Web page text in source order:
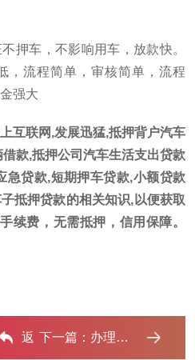
押车，不影响用车，放款快。
，流程简单，审核简单，流程
强大
互联网,发展迅猛,抵押背户汽车
款,抵押公司汽车生活支出贷款
急贷款,短期押车贷款,小额贷款
抵押贷款的相关知识,以便获取
续费，无需抵押，信用保障。
返 下一篇： 办理滴道车辆抵押贷款需要什么条件，优势以及结清手续 ...‌